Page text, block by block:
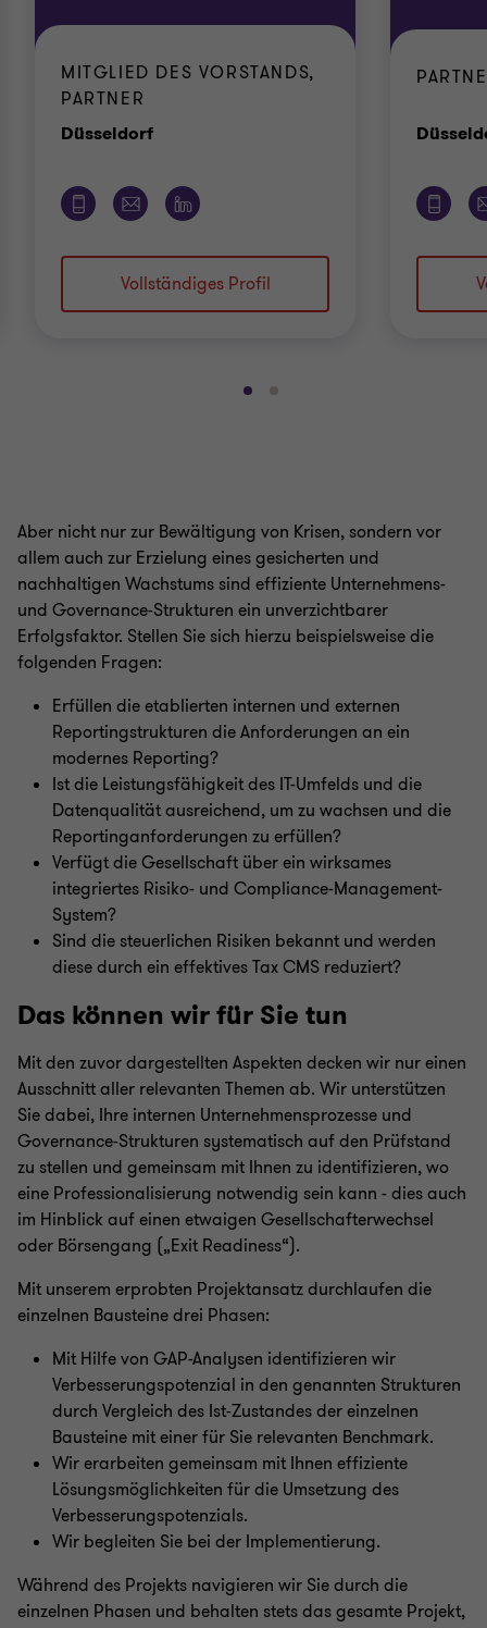
MITGLIED DES VORSTANDS,
PARTNER
DüsseldorfStandort
Vollständiges Profil
GeheGehe
Aber nicht nur zur Bewältigung von Krisen, sondern vor
allem auch zur Erzielung eines gesicherten und
nachhaltigen Wachstums sind effiziente Unternehmens-
und Governance-Strukturen ein unverzichtbarer
Erfolgsfaktor. Stellen Sie sich hierzu beispielsweise die
folgenden Fragen:
Erfüllen die etablierten internen und externen
Reportingstrukturen die Anforderungen an ein
modernes Reporting?
Ist die Leistungsfähigkeit des IT-Umfelds und die
Datenqualität ausreichend, um zu wachsen und die
Reportinganforderungen zu erfüllen?
Verfügt die Gesellschaft über ein wirksames
integriertes Risiko- und Compliance-Management-
System?
Sind die steuerlichen Risiken bekannt und werden
diese durch ein effektives Tax CMS reduziert?
Das können wir für Sie tun
Mit den zuvor dargestellten Aspekten decken wir nur einen
Ausschnitt aller relevanten Themen ab. Wir unterstützen
Sie dabei, Ihre internen Unternehmensprozesse und
Governance-Strukturen systematisch auf den Prüfstand
zu stellen und gemeinsam mit Ihnen zu identifizieren, wo
eine Professionalisierung notwendig sein kann - dies auch
im Hinblick auf einen etwaigen Gesellschafterwechsel
oder Börsengang („Exit Readiness“).
Mit unserem erprobten Projektansatz durchlaufen die
einzelnen Bausteine drei Phasen:
Mit Hilfe von GAP-Analysen identifizieren wir
Verbesserungspotenzial in den genannten Strukturen
durch Vergleich des Ist-Zustandes der einzelnen
Bausteine mit einer für Sie relevanten Benchmark.
Wir erarbeiten gemeinsam mit Ihnen effiziente
Lösungsmöglichkeiten für die Umsetzung des
Verbesserungspotenzials.
Wir begleiten Sie bei der Implementierung.
Während des Projekts navigieren wir Sie durch die
einzelnen Phasen und behalten stets das gesamte Projekt,